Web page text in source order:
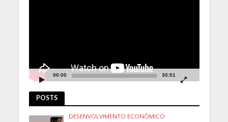
00:00 30:01
POSTS
DESENVOLVIMENTO ECONÔMICO